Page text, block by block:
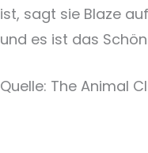
ist, sagt sie Blaze
und es ist das
Quelle: The Animal